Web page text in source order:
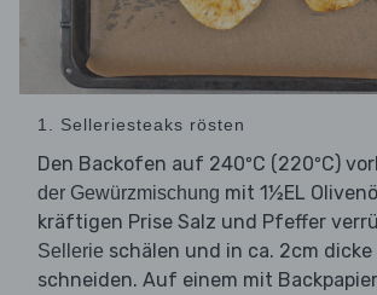
1. Selleriesteaks rösten
Den Backofen auf 240ºC (220ºC)
der Gewürzmischung mit 1½EL
kräftigen Prise Salz und Pfeffer
Sellerie schälen und in ca. 2cm dicke
schneiden. Auf einem mit